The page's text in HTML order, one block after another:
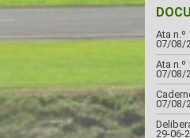
Ata n.º
07/08/
Ata n.º
07/08/
07/08/
29-06-